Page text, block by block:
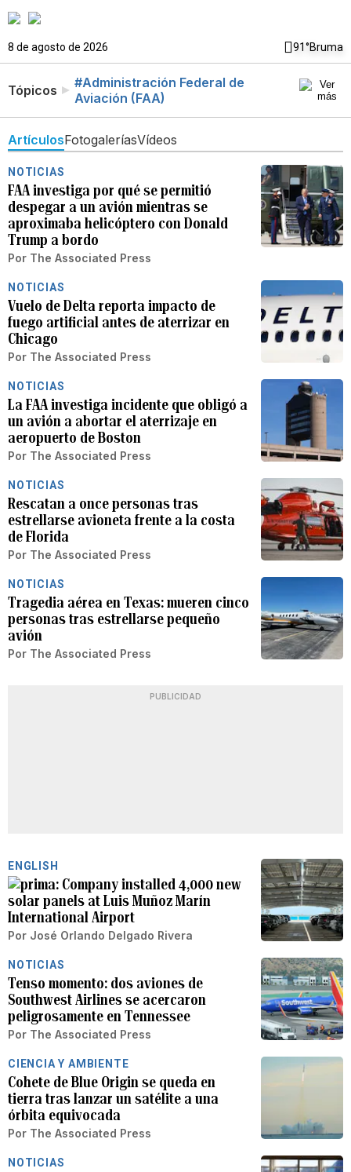
8 de agosto de 2026 91°Bruma
Tópicos
#Administración Federal de
Aviación (FAA)
ArtículosFotogaleríasVídeos
NOTICIAS
FAA investiga por qué se permitió
despegar a un avión mientras se
aproximaba helicóptero con Donald
Trump a bordo
Por The Associated Press
NOTICIAS
Vuelo de Delta reporta impacto de
fuego artificial antes de aterrizar en
Chicago
Por The Associated Press
NOTICIAS
La FAA investiga incidente que obligó a
un avión a abortar el aterrizaje en
aeropuerto de Boston
Por The Associated Press
NOTICIAS
Rescatan a once personas tras
estrellarse avioneta frente a la costa
de Florida
Por The Associated Press
NOTICIAS
Tragedia aérea en Texas: mueren cinco
personas tras estrellarse pequeño
avión
Por The Associated Press
PUBLICIDAD
ENGLISH
Company installed 4,000 new
solar panels at Luis Muñoz Marín
International Airport
Por José Orlando Delgado Rivera
NOTICIAS
Tenso momento: dos aviones de
Southwest Airlines se acercaron
peligrosamente en Tennessee
Por The Associated Press
CIENCIA Y AMBIENTE
Cohete de Blue Origin se queda en
tierra tras lanzar un satélite a una
órbita equivocada
Por The Associated Press
NOTICIAS